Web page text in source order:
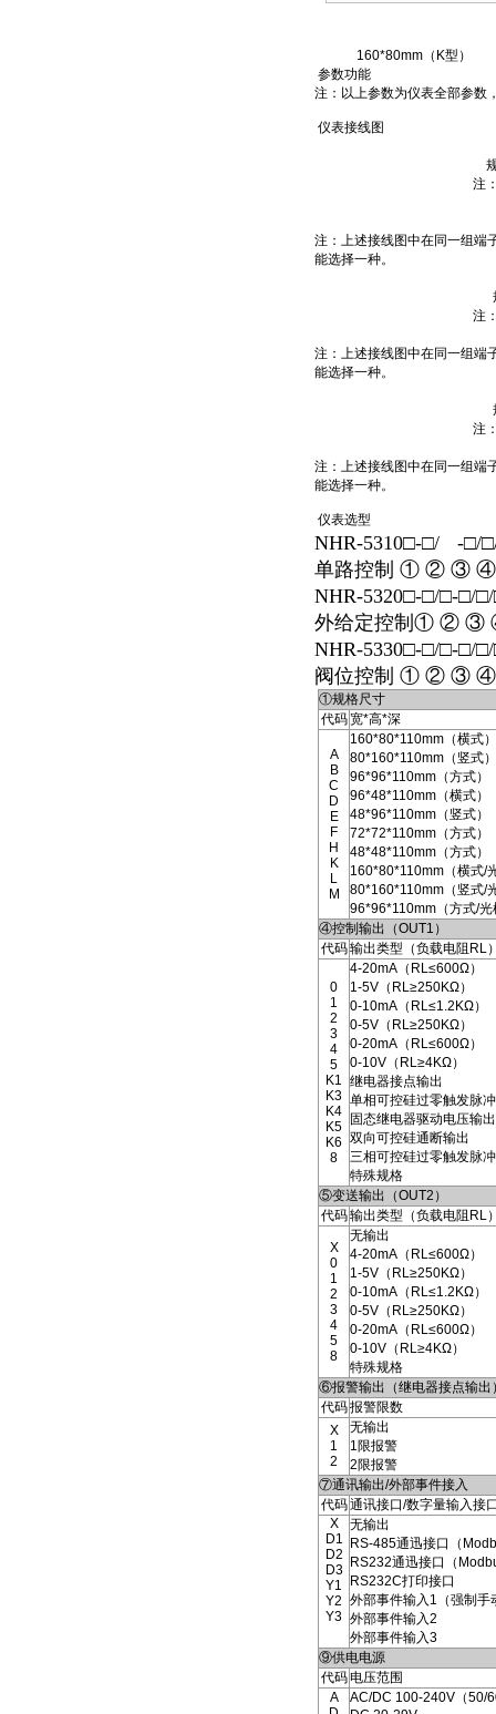
160*80mm（K型）
参数功能
注：以上参数为仪表全部参数
仪表接线图
注
注：上述接线图中在同一组端
能选择一种。
注
注：上述接线图中在同一组端
能选择一种。
注
注：上述接线图中在同一组端
能选择一种。
仪表选型
NHR-5310□-□/
-□/
单路控制 ① ②
NHR-5320□-□/□-□/
外给定控制① ②
NHR-5330□-□/□-□/
阀位控制 ① ②
①规格尺寸
代码宽*高*深
A
B
C
D
E
F
H
K
L
M
160*80*110mm（横式）
80*160*110mm（竖式）
96*96*110mm（方式）
96*48*110mm（横式）
48*96*110mm（竖式）
72*72*110mm（方式）
48*48*110mm（方式）
160*80*110mm（横式/
80*160*110mm（竖式/
96*96*110mm（方式/光
④控制输出（OUT1）
代码输出类型（负载电阻RL
0
1
2
3
4
5
K1
K3
K4
K5
K6
8
4-20mA（RL≤600Ω）
1-5V（RL≥250KΩ）
0-10mA（RL≤1.2KΩ）
0-5V（RL≥250KΩ）
0-20mA（RL≤600Ω）
0-10V（RL≥4KΩ）
继电器接点输出
单相可控硅过零触发脉
固态继电器驱动电压输出
双向可控硅通断输出
三相可控硅过零触发脉
特殊规格
⑤变送输出（OUT2）
代码输出类型（负载电阻RL
X
0
1
2
3
4
5
8
无输出
4-20mA（RL≤600Ω）
1-5V（RL≥250KΩ）
0-10mA（RL≤1.2KΩ）
0-5V（RL≥250KΩ）
0-20mA（RL≤600Ω）
0-10V（RL≥4KΩ）
特殊规格
⑥报警输出（继电器接点输出
代码报警限数
X
1
2
无输出
1限报警
2限报警
⑦通讯输出/外部事件接入
代码通讯接口/数字量输入接
X
D1
D2
D3
Y1
Y2
Y3
无输出
RS-485通迅接口（
RS232通迅接口（
RS232C打印接口
外部事件输入1（强制手
外部事件输入2
外部事件输入3
⑨供电电源
代码电压范围
A
AC/DC 100-240V（50/